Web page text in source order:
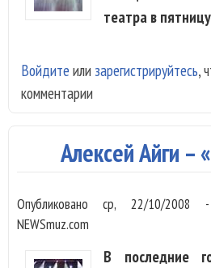
театра в
Войдите или зарегистрируйтесь,
комментарии
Алексей Айги –
Опубликованоср, 22/10/2008
NEWSmuz.com
В последние